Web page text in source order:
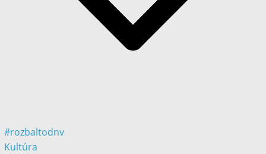
#rozbaltodnv
Kultúra